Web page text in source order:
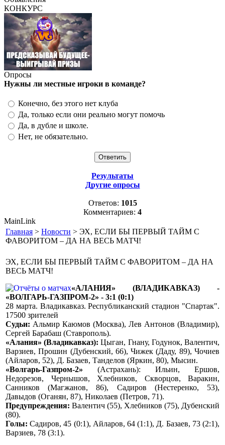
КОНКУРС
Опросы
Нужны ли местные игроки в команде?
Конечно, без этого нет клуба
Да, только если они реально могут помочь
Да, в дубле и школе.
Нет, не обязательно.
Результаты
Другие опросы
Ответов: 1015
Комментариев: 4
MainLink
Главная > Новости > ЭХ, ЕСЛИ БЫ ПЕРВЫЙ ТАЙМ С
ФАВОРИТОМ – ДА НА ВЕСЬ МАТЧ!
ЭХ, ЕСЛИ БЫ ПЕРВЫЙ ТАЙМ С ФАВОРИТОМ – ДА НА
ВЕСЬ МАТЧ!
«АЛАНИЯ» (ВЛАДИКАВКАЗ) -
«ВОЛГАРЬ-ГАЗПРОМ-2» - 3:1 (0:1)
28 марта. Владикавказ. Республиканский стадион "Спартак".
17500 зрителей
Судьи: Альмир Каюмов (Москва), Лев Антонов (Владимир),
Сергей Барабаш (Ставрополь).
«Алания» (Владикавказ): Цыган, Гнану, Годунок, Валентич,
Варзиев, Прошин (Дубенский, 66), Чижек (Даду, 89), Чочиев
(Айларов, 52), Д. Базаев, Танделов (Яркин, 80), Мысин.
«Волгарь-Газпром-2» (Астрахань): Ильин, Ершов,
Недорезов, Чернышов, Хлебников, Скворцов, Варакин,
Санников (Магжанов, 86), Садиров (Нестеренко, 53),
Давыдов (Оганян, 87), Николаев (Петров, 71).
Предупреждения: Валентич (55), Хлебников (75), Дубенский
(80).
Голы: Садиров, 45 (0:1), Айларов, 64 (1:1), Д. Базаев, 73 (2:1),
Варзиев, 78 (3:1).